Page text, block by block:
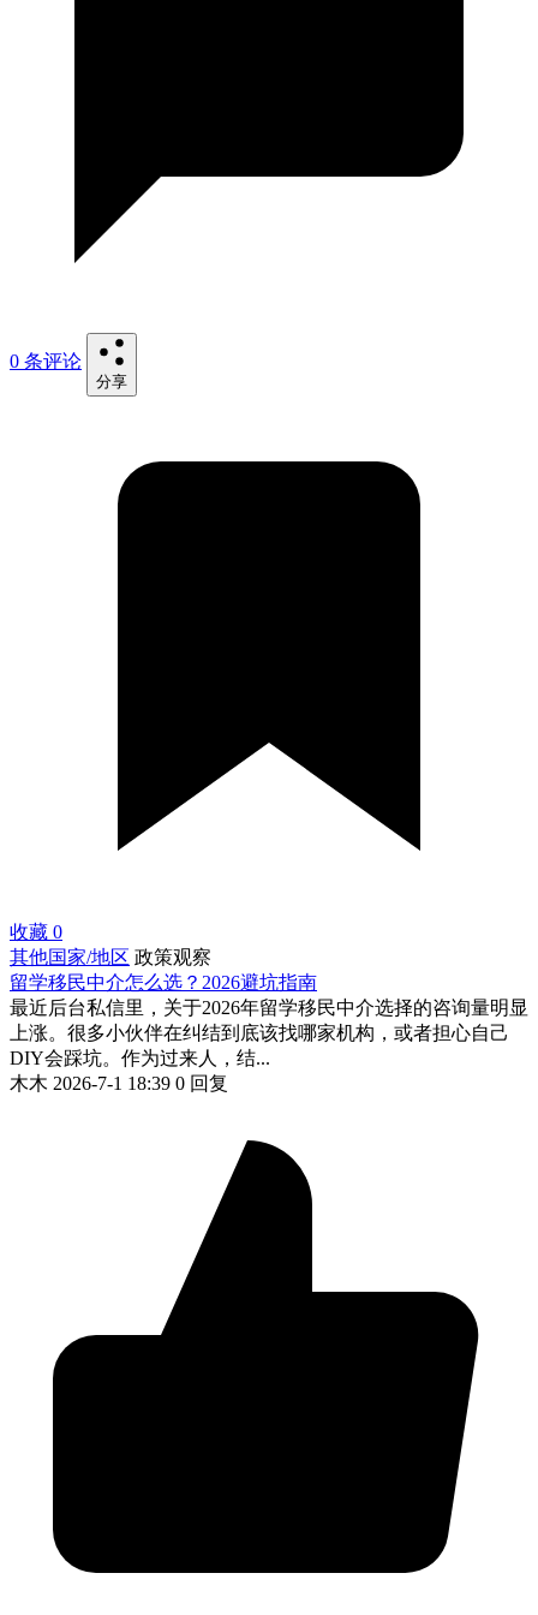
0 条评论
分享
收藏 0
其他国家/地区 政策观察
留学移民中介怎么选？2026避坑指南
最近后台私信里，关于2026年留学移民中介选择的咨询量明显
上涨。很多小伙伴在纠结到底该找哪家机构，或者担心自己
DIY会踩坑。作为过来人，结...
木木 2026-7-1 18:39 0 回复